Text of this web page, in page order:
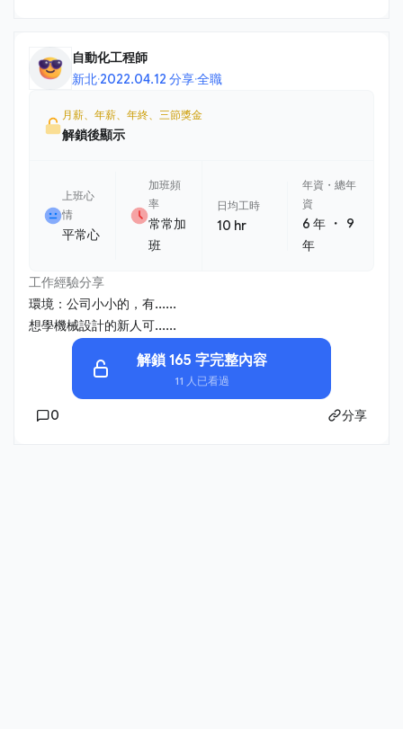
自動化工程師
新北·2022.04.12 分享·全職
月薪、年薪、年終、三節獎金
解鎖後顯示
上班心
情
平常心
加班頻
率
常常加
班
日均工時
10 hr
年資・總年
資
6 年 ・
9
年
工作經驗分享
環境：公司小小的，有......
想學機械設計的新人可......
解鎖 165 字完整內容
11 人已看過
0 分享